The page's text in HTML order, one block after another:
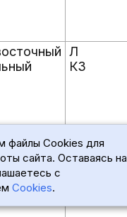
Л
КЗ
файлы Cookies для
сайта. Оставаясь на
с
Cookies.